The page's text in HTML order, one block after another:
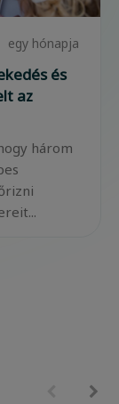
egy hónapja
és
az
három